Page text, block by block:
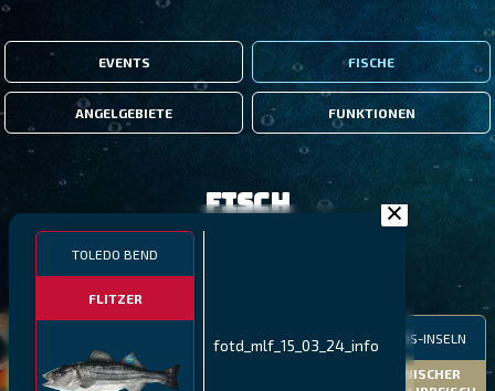
EVENTS FISCHE
ANGELGEBIETE FUNKTIONEN
TOLEDO BEND
FLITZER
fotd_mlf_15_03_24_info
Fisch
GESTRECKTER
NÖRDLICHE FJORDE GALAPAGOS-INSELN
MEXIKANISCHER